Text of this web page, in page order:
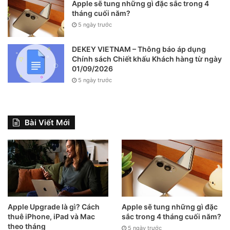
iPad Air 5 được trang bị camera đơn 12 MP phía sau và
Ngoài hiệu năng mạnh mẽ thì iPad Air 5 còn được trang bị
công nghệ 5G hiện đại giúp bạn lướt web, xem phim nhanh
hơn hơn rất nhiều. Về camera thì iPad Air 5 được trang bị
camera đơn phía sau và camera trước góc siêu rộng độ
khoảnh khắc đẹp trong cuộc sống và dùng để học online
thoải mái trong mùa dịch này.
Apple sẽ tung những gì đặc sắc trong 4
tháng cuối năm?
5 ngày trước
DEKEY VIETNAM – Thông báo áp dụng
Chính sách Chiết khấu Khách hàng từ ngày
01/09/2026
5 ngày trước
Bài Viết Mới
Apple Upgrade là gì? Cách
thuê iPhone, iPad và Mac
theo tháng
Apple sẽ tung những gì đặc
sắc trong 4 tháng cuối năm?
5 ngày trước